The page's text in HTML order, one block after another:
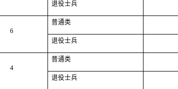
退役士兵
6
普通类
退役士兵
4
普通类
退役士兵